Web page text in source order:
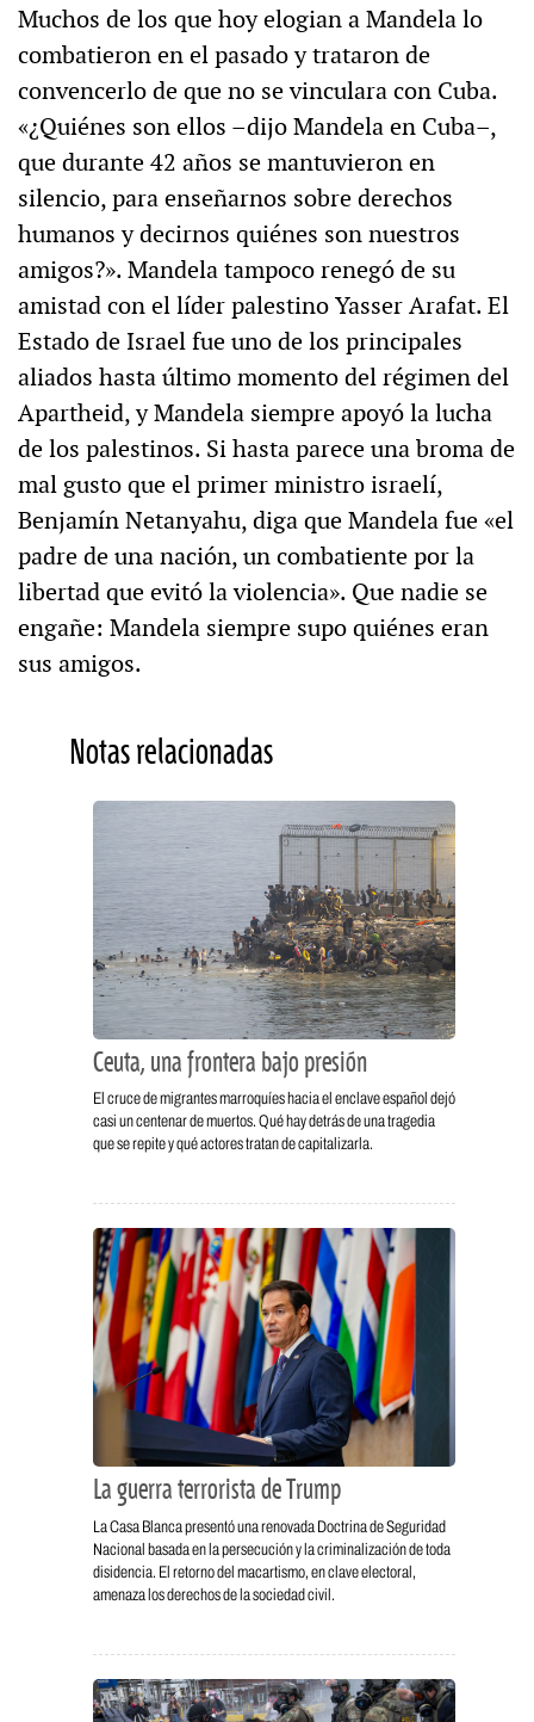
Muchos de los que hoy elogian a Mandela lo
combatieron en el pasado y trataron de
convencerlo de que no se vinculara con Cuba.
«¿Quiénes son ellos –dijo Mandela en Cuba–,
que durante 42 años se mantuvieron en
silencio, para enseñarnos sobre derechos
humanos y decirnos quiénes son nuestros
amigos?». Mandela tampoco renegó de su
amistad con el líder palestino Yasser Arafat. El
Estado de Israel fue uno de los principales
aliados hasta último momento del régimen del
Apartheid, y Mandela siempre apoyó la lucha
de los palestinos. Si hasta parece una broma de
mal gusto que el primer ministro israelí,
Benjamín Netanyahu, diga que Mandela fue «el
padre de una nación, un combatiente por la
libertad que evitó la violencia». Que nadie se
engañe: Mandela siempre supo quiénes eran
sus amigos.
Notas relacionadas
Ceuta, una frontera bajo presión
El cruce de migrantes marroquíes hacia el enclave español dejó
casi un centenar de muertos. Qué hay detrás de una tragedia
que se repite y qué actores tratan de capitalizarla.
La guerra terrorista de Trump
La Casa Blanca presentó una renovada Doctrina de Seguridad
Nacional basada en la persecución y la criminalización de toda
disidencia. El retorno del macartismo, en clave electoral,
amenaza los derechos de la sociedad civil.